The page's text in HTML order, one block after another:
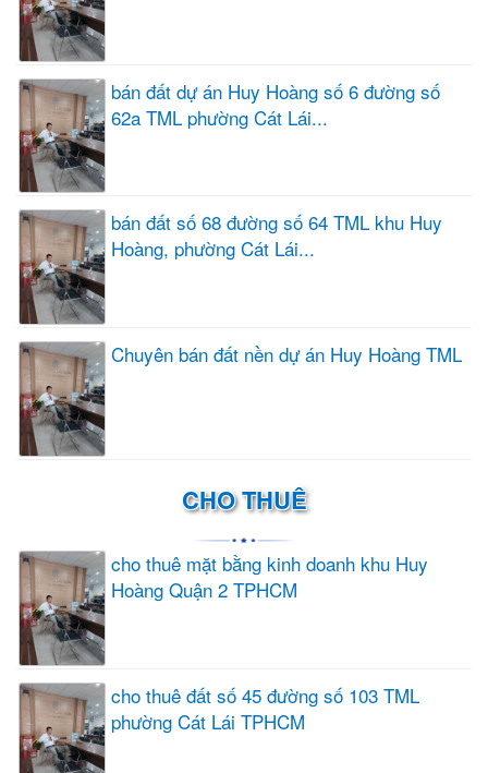
bán đất dự án Huy Hoàng số 6 đường số
62a TML phường Cát Lái...
bán đất số 68 đường số 64 TML khu Huy
Hoàng, phường Cát Lái...
Chuyên bán đất nền dự án Huy Hoàng TML
CHO THUÊ
cho thuê mặt bằng kinh doanh khu Huy
Hoàng Quận 2 TPHCM
cho thuê đất số 45 đường số 103 TML
phường Cát Lái TPHCM